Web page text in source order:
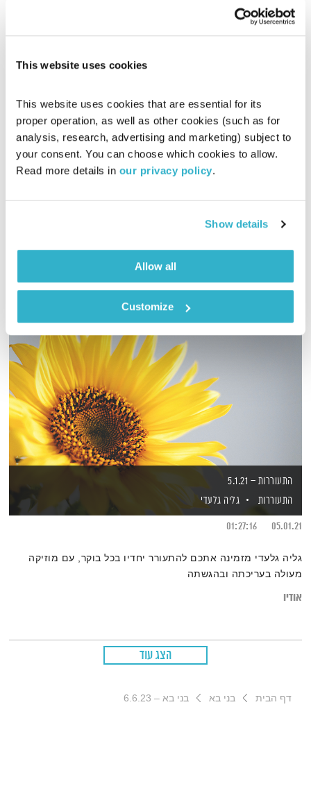
This website uses cookies
This website uses cookies that are essential for its
proper operation, as well as other cookies (such as for
analysis, research, advertising and marketing) subject to
your consent. You can choose which cookies to allow.
Read more details in our privacy policy.
Show details
Allow all
Customize
סלון לים התיכון – 2.1.20
סלון לים התיכון
רובן להב ויוסי בבליקי
יוסי בבליקי ורובן להב פותחים את הסלון בתכנית ראשונה לשנת
התעוררות – 5.1.21
התעוררות
גליה גלעדי
05.01.21
01:27:16
גליה גלעדי מזמינה אתכם להתעורר יחדיו בכל בוקר, עם מוזיקה
מעולה בעריכתה ובהגשתה
אודיו
הצג עוד
דף הבית בני בא בני בא – 6.6.23